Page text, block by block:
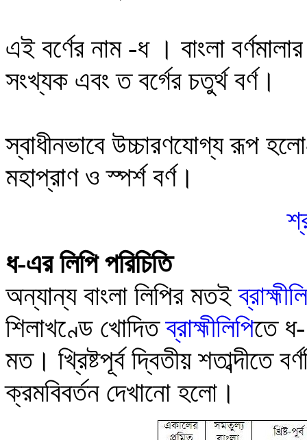
এই বর্ণের নাম -ধ । বাংলা
সংখ্যক এবং ত বর্গের চতুর্থ বর্ণ।
স্বাধীনভাবে উচ্চারণযোগ্য রূপ
মহাপ্রাণ ও স্পর্শ বর্ণ।
ধ-এর লিপি পরিচিতি
অন্যান্য বাংলা লিপির মতই
শিলাখণ্ডে খোদিতব্রাহ্মীলিপিতে ধ-
মত। খ্রিষ্টপূর্ব দ্বিতীয় শতাব্দীতে
ক্রমবিবর্তন দেখানো হলো ।